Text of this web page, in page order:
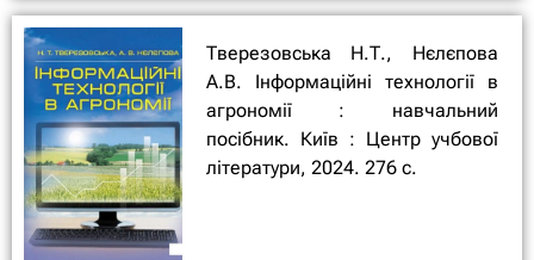
Тверезовська Н.Т., Нєлєпова
А.В. Інформаційні технології в
агрономії : навчальний
посібник. Київ : Центр учбової
літератури, 2024. 276 с.